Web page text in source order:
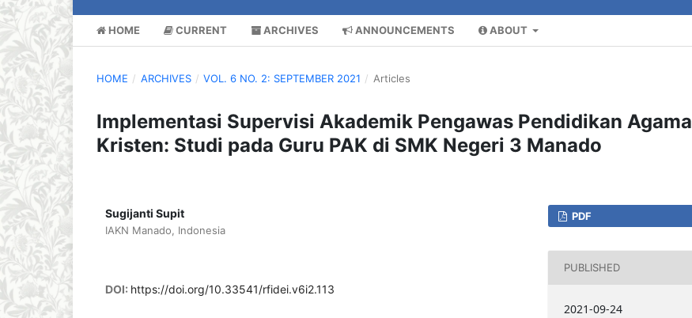
HOME CURRENT ARCHIVES ANNOUNCEMENTS ABOUT
HOME / ARCHIVES / VOL. 6 NO. 2: SEPTEMBER 2021 / Articles
Implementasi Supervisi Akademik Pengawas Pendidikan Agama
Kristen: Studi pada Guru PAK di SMK Negeri 3 Manado
Sugijanti Supit
IAKN Manado, Indonesia
DOI: https://doi.org/10.33541/rfidei.v6i2.113
PDF
PUBLISHED
2021-09-24